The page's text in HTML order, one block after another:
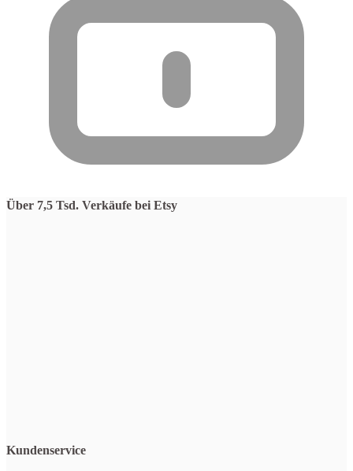
Über 7,5 Tsd. Verkäufe bei Etsy
Kundenservice